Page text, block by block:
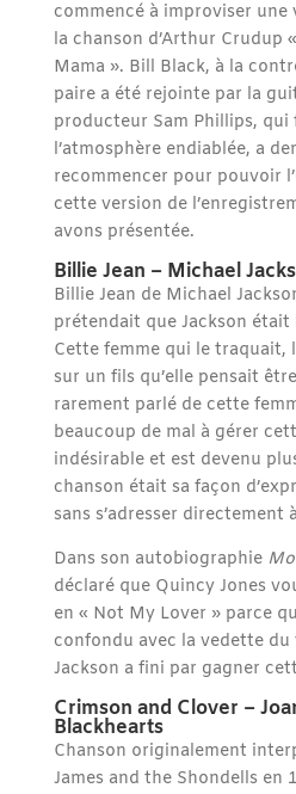
commencé à improviser
la chanson d’Arthur Crudup
Mama ». Bill Black, à la
paire a été rejointe par la
producteur Sam Phillips, qui
l’atmosphère endiablée, a
recommencer pour pouvoir
cette version de
avons présentée.
Billie Jean – Michael
Billie Jean de Michael
prétendait que Jackson était
Cette femme qui le traquait,
sur un fils qu’elle pensait
rarement parlé de cette
beaucoup de mal à gérer
indésirable et est devenu
chanson était sa façon
sans s’adresser directement
Dans son autobiographie
déclaré que Quincy Jones
en « Not My Lover » parce
confondu avec la vedette du
Jackson a fini par gagner
Crimson and Clover –
Blackhearts
Chanson originalement
James and the Shondells en